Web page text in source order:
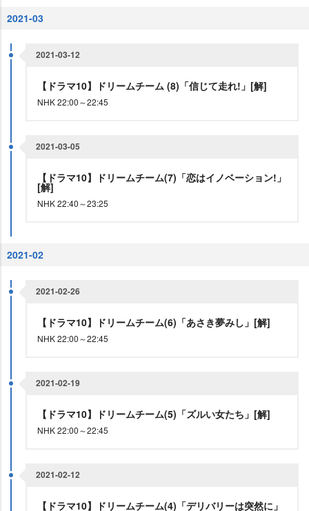
2021-03
2021-03-12
【ドラマ10】ドリームチーム (8)「信じて走れ!」[解]
NHK 22:00～22:45
2021-03-05
【ドラマ10】ドリームチーム(7)「恋はイノベーション!」
[解]
NHK 22:40～23:25
2021-02
2021-02-26
【ドラマ10】ドリームチーム(6)「あさき夢みし」[解]
NHK 22:00～22:45
2021-02-19
【ドラマ10】ドリームチーム(5)「ズルい女たち」[解]
NHK 22:00～22:45
2021-02-12
【ドラマ10】ドリームチーム(4)「デリバリーは突然に」